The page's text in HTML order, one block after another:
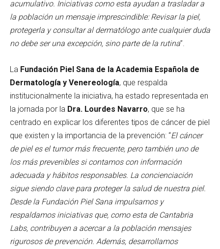
acumulativo. Iniciativas como esta ayudan a trasladar a
la población un mensaje imprescindible: Revisar la piel,
protegerla y consultar al dermatólogo ante cualquier duda
no debe ser una excepción, sino parte de la rutina”.
La Fundación Piel Sana de la Academia Española de
Dermatología y Venereología, que respalda
institucionalmente la iniciativa, ha estado representada en
la jornada por la Dra. Lourdes Navarro, que se ha
centrado en explicar los diferentes tipos de cáncer de piel
que existen y la importancia de la prevención: “El cáncer
de piel es el tumor más frecuente, pero también uno de
los más prevenibles si contamos con información
adecuada y hábitos responsables. La concienciación
sigue siendo clave para proteger la salud de nuestra piel.
Desde la Fundación Piel Sana impulsamos y
respaldamos iniciativas que, como esta de Cantabria
Labs, contribuyen a acercar a la población mensajes
rigurosos de prevención. Además, desarrollamos